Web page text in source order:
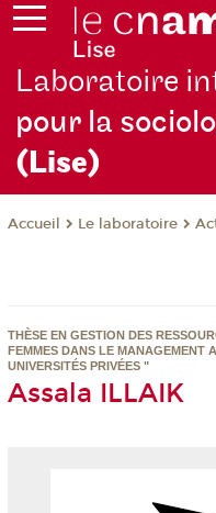
Laboratoire
pour la
(Lise)
Accueil Le laboratoire
THÈSE EN GESTION DES
FEMMES DANS LE MANAGEMENT
UNIVERSITÉS PRIVÉES "
Assala ILLAIK